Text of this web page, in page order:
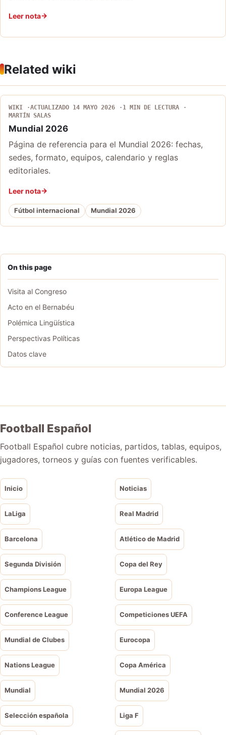
On this page
Visita al Congreso
Acto en el Bernabéu
Polémica Lingüística
Perspectivas Políticas
Datos clave
Leer nota
Related wiki
WIKI ACTUALIZADO 14 MAYO 2026
1 MIN DE LECTURA
MARTÍN SALAS
Mundial 2026
Página de referencia para el Mundial 2026: fechas,
sedes, formato, equipos, calendario y reglas
editoriales.
Leer nota
Fútbol internacional Mundial 2026
Football Español
Football Español cubre noticias, partidos, tablas, equipos,
jugadores, torneos y guías con fuentes verificables.
Inicio Noticias
LaLiga Real Madrid
Barcelona Atlético de Madrid
Segunda División Copa del Rey
Champions League Europa League
Conference League Competiciones UEFA
Mundial de Clubes Eurocopa
Nations League Copa América
Mundial Mundial 2026
Selección española Liga F